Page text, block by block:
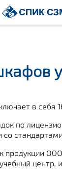
в
по
стандартами